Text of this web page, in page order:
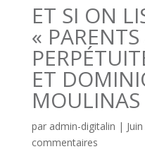
ET SI ON
«
ET
MOULINAS
par admin-digitalin |
commentaires